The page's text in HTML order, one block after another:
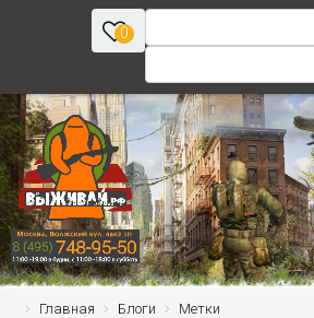
0
Главная Блоги Метки